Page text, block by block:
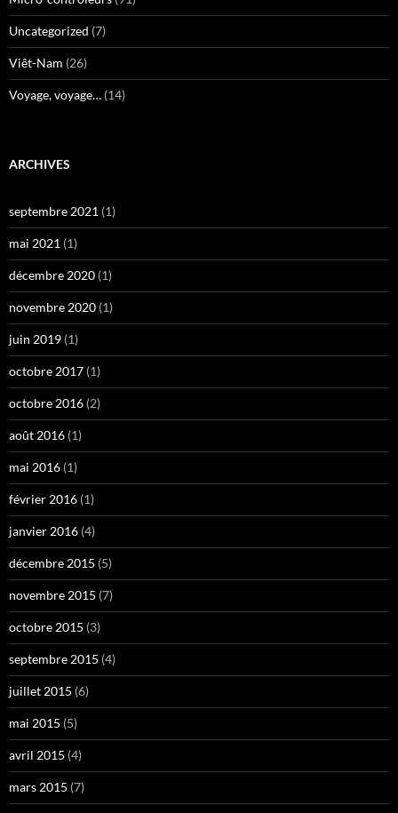
Uncategorized (7)
Viêt-Nam (26)
Voyage, voyage… (14)
ARCHIVES
septembre 2021 (1)
mai 2021 (1)
décembre 2020 (1)
novembre 2020 (1)
juin 2019 (1)
octobre 2017 (1)
octobre 2016 (2)
août 2016 (1)
mai 2016 (1)
février 2016 (1)
janvier 2016 (4)
décembre 2015 (5)
novembre 2015 (7)
octobre 2015 (3)
septembre 2015 (4)
juillet 2015 (6)
mai 2015 (5)
avril 2015 (4)
mars 2015 (7)